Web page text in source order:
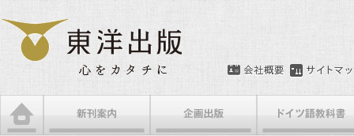
メインメニュー
メインコンテンツへ移動
サブコンテンツへ移動